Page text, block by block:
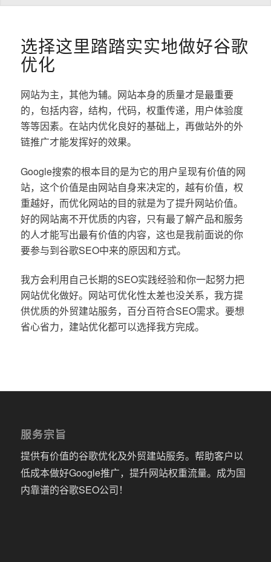
选择这里踏踏实实地做好谷歌
优化
网站为主，其他为辅。网站本身的质量才是最重要
的，包括内容，结构，代码，权重传递，用户体验度
等等因素。在站内优化良好的基础上，再做站外的外
链推广才能发挥好的效果。
Google搜索的根本目的是为它的用户呈现有价值的网
站，这个价值是由网站自身来决定的，越有价值，权
重越好，而优化网站的目的就是为了提升网站价值。
好的网站离不开优质的内容，只有最了解产品和服务
的人才能写出最有价值的内容，这也是我前面说的你
要参与到谷歌SEO中来的原因和方式。
我方会利用自己长期的SEO实践经验和你一起努力把
网站优化做好。网站可优化性太差也没关系，我方提
供优质的外贸建站服务，百分百符合SEO需求。要想
省心省力，建站优化都可以选择我方完成。
服务宗旨
提供有价值的谷歌优化及外贸建站服务。帮助客户以
低成本做好Google推广，提升网站权重流量。成为国
内靠谱的谷歌SEO公司！